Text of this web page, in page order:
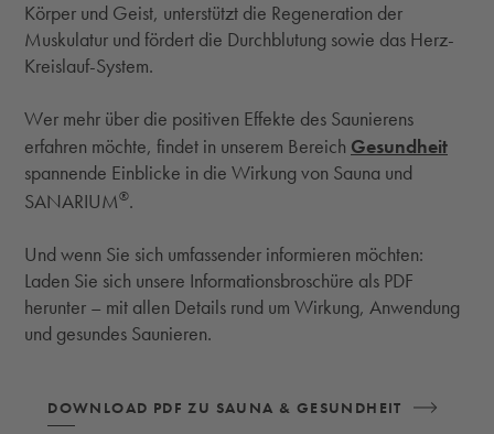
Körper und Geist, unterstützt die Regeneration der
Muskulatur und fördert die Durchblutung sowie das Herz-
Kreislauf-System.
Wer mehr über die positiven Effekte des Saunierens
erfahren möchte, findet in unserem Bereich Gesundheit
spannende Einblicke in die Wirkung von Sauna und
SANARIUM®.
Und wenn Sie sich umfassender informieren möchten:
Laden Sie sich unsere Informationsbroschüre als PDF
herunter – mit allen Details rund um Wirkung, Anwendung
und gesundes Saunieren.
DOWNLOAD PDF ZU SAUNA & GESUNDHEIT